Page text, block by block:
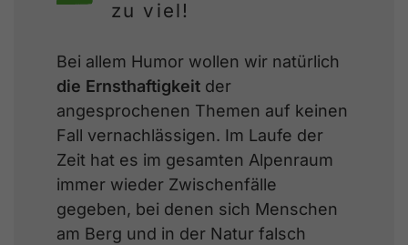
zu viel!
Bei allem Humor wollen wir natürlich
die Ernsthaftigkeit der
angesprochenen Themen auf keinen
Fall vernachlässigen. Im Laufe der
Zeit hat es im gesamten Alpenraum
immer wieder Zwischenfälle
gegeben, bei denen sich Menschen
am Berg und in der Natur falsch